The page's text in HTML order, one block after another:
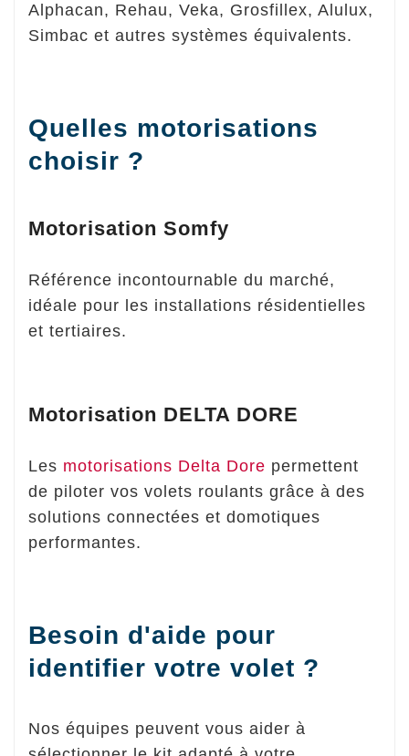
Alphacan, Rehau, Veka, Grosfillex, Alulux,
Simbac et autres systèmes équivalents.
Quelles motorisations
choisir ?
Motorisation Somfy
Référence incontournable du marché,
idéale pour les installations résidentielles
et tertiaires.
Motorisation DELTA DORE
Les motorisations Delta Dore permettent
de piloter vos volets roulants grâce à des
solutions connectées et domotiques
performantes.
Besoin d'aide pour
identifier votre volet ?
Nos équipes peuvent vous aider à